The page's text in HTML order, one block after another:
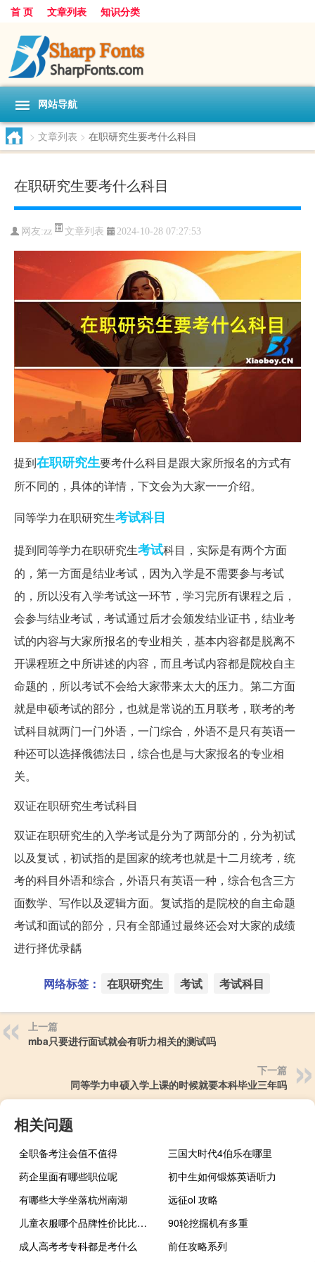
首 页 文章列表 知识分类
网站导航
> 文章列表 > 在职研究生要考什么科目
在职研究生要考什么科目
网友:zz 文章列表 2024-10-28 07:27:53
提到在职研究生要考什么科目是跟大家所报名的方式有
所不同的，具体的详情，下文会为大家一一介绍。
同等学力在职研究生考试科目
提到同等学力在职研究生考试科目，实际是有两个方面
的，第一方面是结业考试，因为入学是不需要参与考试
的，所以没有入学考试这一环节，学习完所有课程之后，
会参与结业考试，考试通过后才会颁发结业证书，结业考
试的内容与大家所报名的专业相关，基本内容都是脱离不
开课程班之中所讲述的内容，而且考试内容都是院校自主
命题的，所以考试不会给大家带来太大的压力。第二方面
就是申硕考试的部分，也就是常说的五月联考，联考的考
试科目就两门一门外语，一门综合，外语不是只有英语一
种还可以选择俄德法日，综合也是与大家报名的专业相
关。
双证在职研究生考试科目
双证在职研究生的入学考试是分为了两部分的，分为初试
以及复试，初试指的是国家的统考也就是十二月统考，统
考的科目外语和综合，外语只有英语一种，综合包含三方
面数学、写作以及逻辑方面。复试指的是院校的自主命题
考试和面试的部分，只有全部通过最终还会对大家的成绩
进行择优录龋
网络标签： 在职研究生 考试 考试科目
上一篇
mba只要进行面试就会有听力相关的测试吗
下一篇
同等学力申硕入学上课的时候就要本科毕业三年吗
相关问题
全职备考注会值不值得
三国大时代4伯乐在哪里
药企里面有哪些职位呢
初中生如何锻炼英语听力
有哪些大学坐落杭州南湖
远征ol 攻略
儿童衣服哪个品牌性价比比较高
90轮挖掘机有多重
成人高考考专科都是考什么
前任攻略系列